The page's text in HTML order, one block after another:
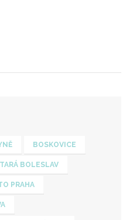
BOSKOVICE
BOLESLAV
PRAHA